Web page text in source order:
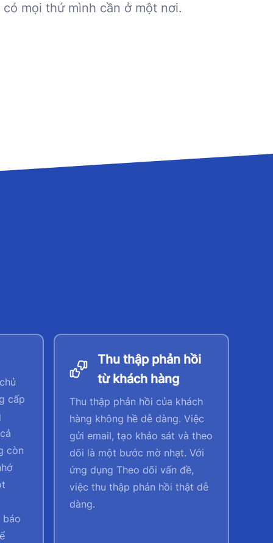
mọi thứ mình cần ở một nơi.
cấp
còn
báo
Thu thập phản hồi
từ khách hàng
Thu thập phản hồi của khách
hàng không hề dễ dàng. Việc
gửi email, tạo khảo sát và theo
dõi là một bước mờ nhạt. Với
ứng dụng Theo dõi vấn đề,
việc thu thập phản hồi thật dễ
dàng.